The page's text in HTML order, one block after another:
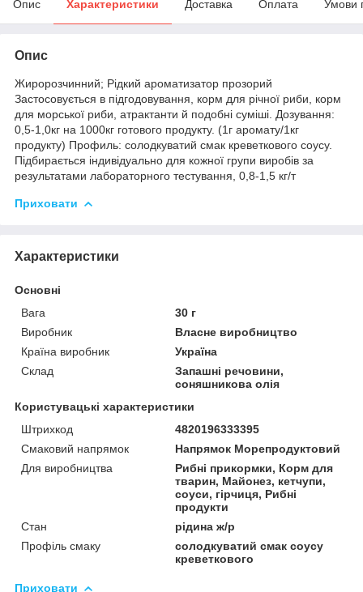
Опис Характеристики Доставка Оплата Умови
Опис
Жиророзчинний; Рідкий ароматизатор прозорий
Застосовується в підгодовування, корм для річної риби, корм
для морської риби, атрактанти й подобні суміші. Дозування:
0,5-1,0кг на 1000кг готового продукту. (1г аромату/1кг
продукту) Профиль: солодкуватий смак креветкового соусу.
Підбирається індивідуально для кожної групи виробів за
результатами лабораторного тестування, 0,8-1,5 кг/т
Приховати
Характеристики
Основні
Вага
30 г
Виробник
Власне виробництво
Країна виробник
Україна
Склад
Запашні речовини,
соняшникова олія
Користувацькі характеристики
Штрихкод
4820196333395
Смаковий напрямок
Напрямок Морепродуктовий
Для виробництва
Рибні прикормки, Корм для
тварин, Майонез, кетчупи,
соуси, гірчиця, Рибні
продукти
Стан
рідина ж/р
Профіль смаку
солодкуватий смак соусу
креветкового
Приховати